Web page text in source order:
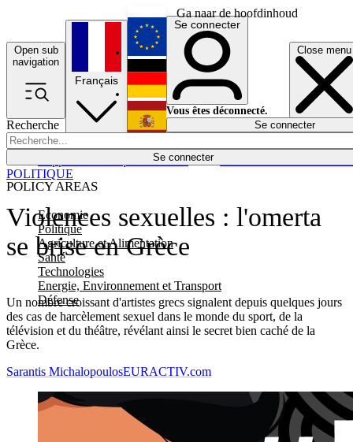
Ga naar de hoofdinhoud
Open sub
navigation
Close menu
Recherche
Se connecter
POLICY AREAS
Economie
Politique
Agriculture et Alimentation
Santé
Technologies
Energie, Environnement et Transport
Défense
Économie
Français
English
Deutsch
Español
Se connecter
Vous êtes déconnecté.
Se connecter
Violences sexuelles : l'omerta
se brise en Grèce
Un nombre croissant d'artistes grecs signalent depuis quelques jours
des cas de harcèlement sexuel dans le monde du sport, de la
télévision et du théâtre, révélant ainsi le secret bien caché de la
Grèce.
POLITIQUE
Sarantis MichalopoulosEURACTIV.com